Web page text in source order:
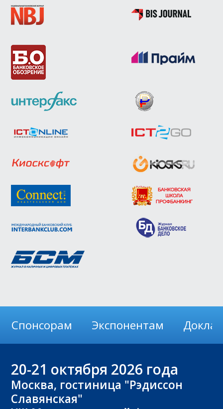
Спонсорам Экспонентам
20-21 октября 2026 года
Москва, гостиница "Рэдиссон
Славянская"